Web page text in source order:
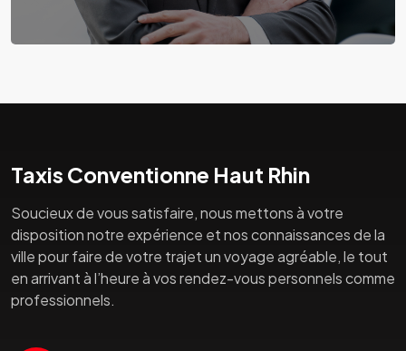
Taxis Conventionne Haut Rhin
Soucieux de vous satisfaire, nous mettons à votre
disposition notre expérience et nos connaissances de la
ville pour faire de votre trajet un voyage agréable, le tout
en arrivant à l’heure à vos rendez-vous personnels comme
professionnels.